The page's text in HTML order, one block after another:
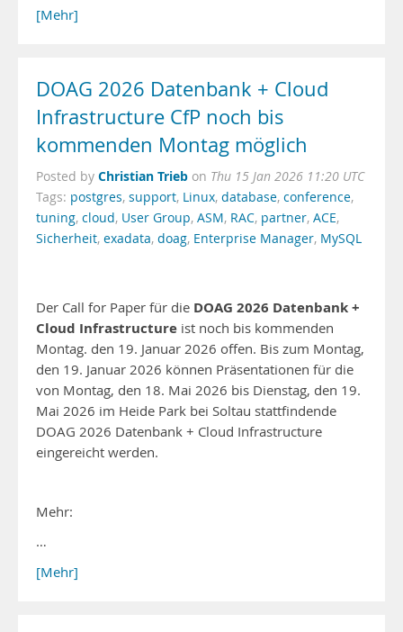
[Mehr]
DOAG 2026 Datenbank + Cloud
Infrastructure CfP noch bis
kommenden Montag möglich
Posted by Christian Trieb on Thu 15 Jan 2026 11:20 UTC
Tags: postgres, support, Linux, database, conference,
tuning, cloud, User Group, ASM, RAC, partner, ACE,
Sicherheit, exadata, doag, Enterprise Manager, MySQL
Der Call for Paper für die DOAG 2026 Datenbank +
Cloud Infrastructure ist noch bis kommenden
Montag. den 19. Januar 2026 offen. Bis zum Montag,
den 19. Januar 2026 können Präsentationen für die
von Montag, den 18. Mai 2026 bis Dienstag, den 19.
Mai 2026 im Heide Park bei Soltau stattfindende
DOAG 2026 Datenbank + Cloud Infrastructure
eingereicht werden.
Mehr:
…
[Mehr]